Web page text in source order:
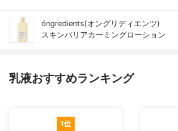
óngredients(オングリディエンツ)
スキンバリアカーミングローション
乳液おすすめランキング
1位